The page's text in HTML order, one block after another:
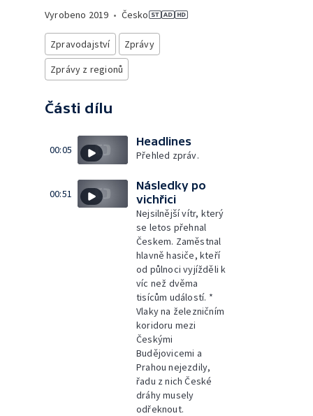
Vyrobeno 2019 • Česko
Zpravodajství
Zprávy
Zprávy z regionů
Části dílu
00:05
Headlines
Přehled zpráv.
00:51
Následky po
vichřici
Nejsilnější vítr, který
se letos přehnal
Českem. Zaměstnal
hlavně hasiče, kteří
od půlnoci vyjížděli k
víc než dvěma
tisícům událostí. *
Vlaky na železničním
koridoru mezi
Českými
Budějovicemi a
Prahou nejezdily,
řadu z nich České
dráhy musely
odřeknout.